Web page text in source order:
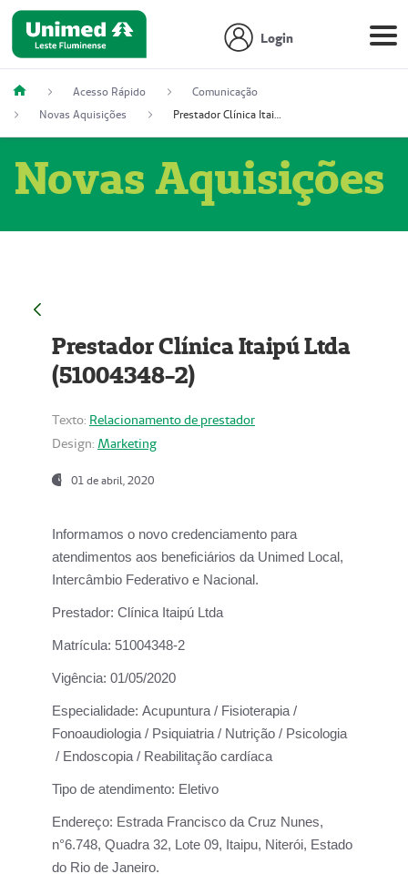
Login
Acesso Rápido
Comunicação
Novas Aquisições
Prestador Clínica Itaipú Ltda (51004348-2)
Novas Aquisições
Prestador Clínica Itaipú Ltda
(51004348-2)
Texto: Relacionamento de prestador
Design: Marketing
01 de abril, 2020
Informamos o novo credenciamento para
atendimentos aos beneficiários da Unimed Local,
Intercâmbio Federativo e Nacional.
Prestador: Clínica Itaipú Ltda
Matrícula: 51004348-2
Vigência: 01/05/2020
Especialidade: Acupuntura / Fisioterapia /
Fonoaudiologia / Psiquiatria / Nutrição / Psicologia
/ Endoscopia / Reabilitação cardíaca
Tipo de atendimento: Eletivo
Endereço: Estrada Francisco da Cruz Nunes,
n°6.748, Quadra 32, Lote 09, Itaipu, Niterói, Estado
do Rio de Janeiro.